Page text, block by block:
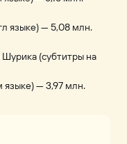
языке) — 5,08 млн.
(субтитры на
языке) — 3,97 млн.